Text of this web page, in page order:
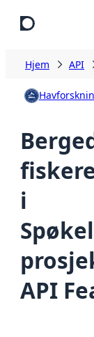
Hjem API
i
API